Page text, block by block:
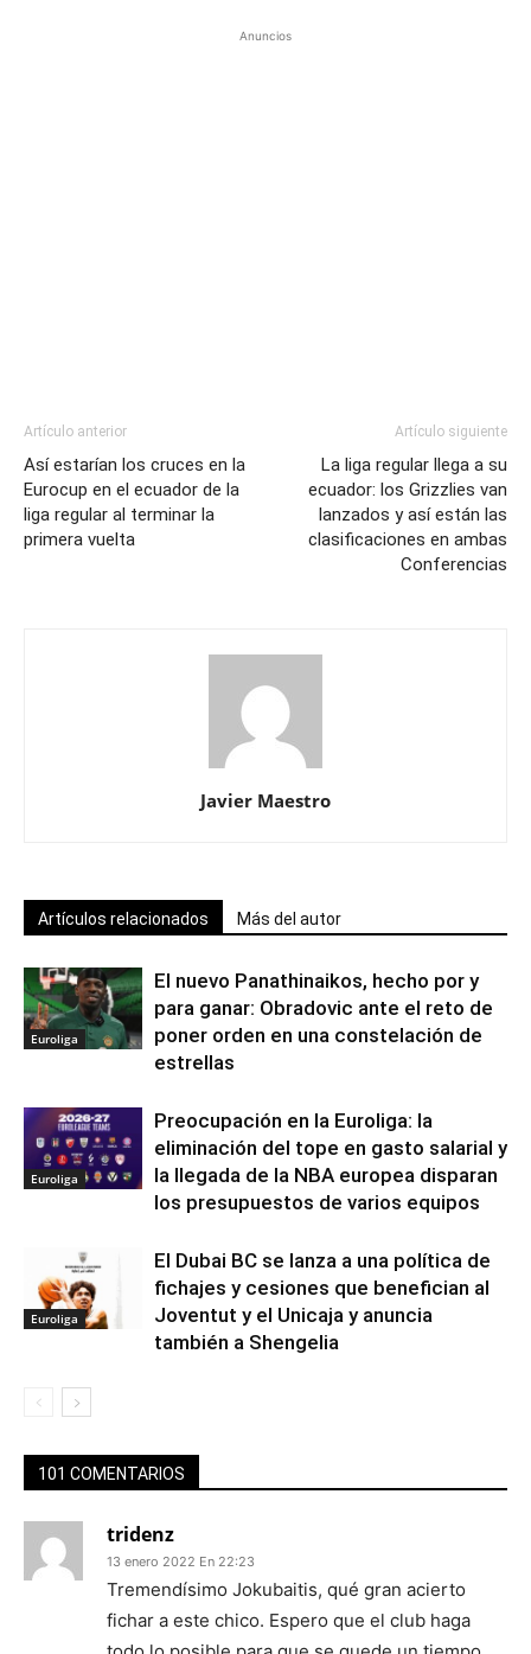
Anuncios
Artículo anterior
Así estarían los cruces en la
Eurocup en el ecuador de la
liga regular al terminar la
primera vuelta
Artículo siguiente
La liga regular llega a su
ecuador: los Grizzlies van
lanzados y así están las
clasificaciones en ambas
Conferencias
Javier Maestro
Artículos relacionados Más del autor
Euroliga
El nuevo Panathinaikos, hecho por y
para ganar: Obradovic ante el reto de
poner orden en una constelación de
estrellas
Euroliga
Preocupación en la Euroliga: la
eliminación del tope en gasto salarial y
la llegada de la NBA europea disparan
los presupuestos de varios equipos
Euroliga
El Dubai BC se lanza a una política de
fichajes y cesiones que benefician al
Joventut y el Unicaja y anuncia
también a Shengelia
101 COMENTARIOS
tridenz
13 enero 2022 En 22:23
Tremendísimo Jokubaitis, qué gran acierto
fichar a este chico. Espero que el club haga